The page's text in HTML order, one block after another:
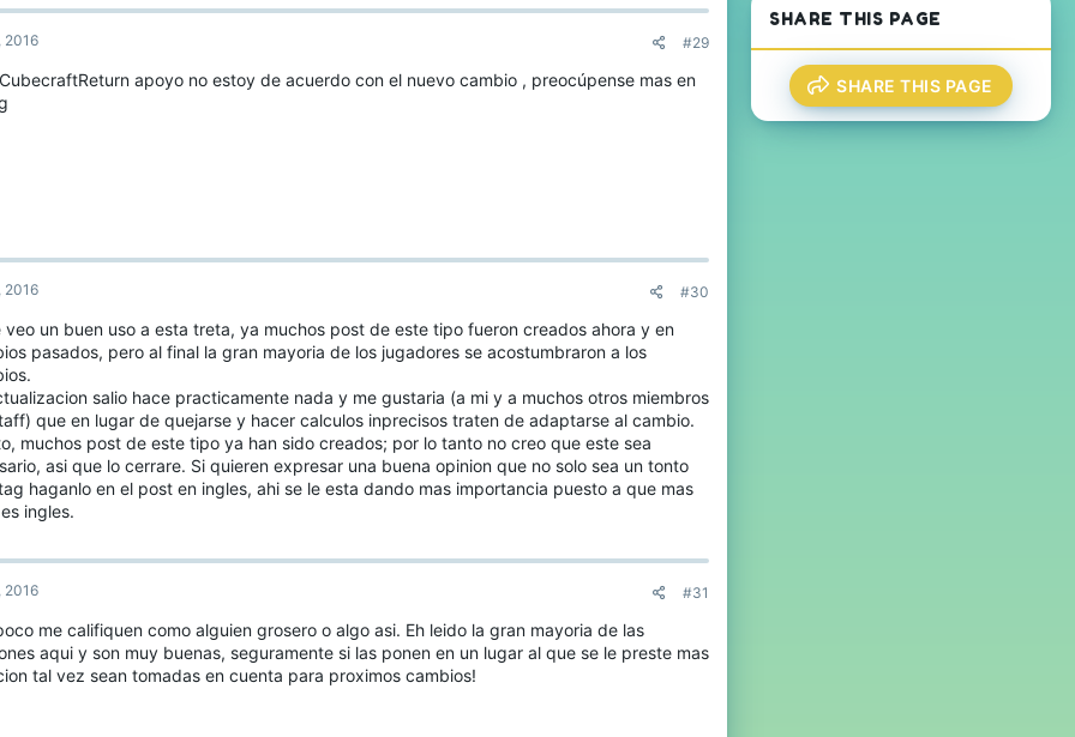
2016 #29
apoyo no estoy de acuerdo con el nuevo cambio , preocúpense mas en
2016 #30
veo un buen uso a esta treta, ya muchos post de este tipo fueron creados ahora y en
pasados, pero al final la gran mayoria de los jugadores se acostumbraron a los
salio hace practicamente nada y me gustaria (a mi y a muchos otros miembros
que en lugar de quejarse y hacer calculos inprecisos traten de adaptarse al cambio.
muchos post de este tipo ya han sido creados; por lo tanto no creo que este sea
asi que lo cerrare. Si quieren expresar una buena opinion que no solo sea un tonto
haganlo en el post en ingles, ahi se le esta dando mas importancia puesto a que mas
ingles.
2016 #31
me califiquen como alguien grosero o algo asi. Eh leido la gran mayoria de las
aqui y son muy buenas, seguramente si las ponen en un lugar al que se le preste mas
tal vez sean tomadas en cuenta para proximos cambios!
a
b
w
r
o
SHARE THIS PAGE
SHARE THIS PAGE